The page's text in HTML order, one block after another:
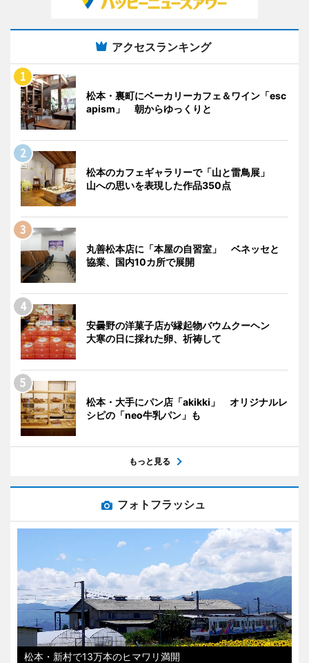
アクセスランキング
松本・裏町にベーカリーカフェ＆ワイン「esc
apism」 朝からゆっくりと
松本のカフェギャラリーで「山と雷鳥展」
山への思いを表現した作品350点
丸善松本店に「本屋の自習室」 ベネッセと
協業、国内10カ所で展開
安曇野の洋菓子店が縁起物バウムクーヘン
大寒の日に採れた卵、祈祷して
松本・大手にパン店「akikki」 オリジナルレ
シピの「neo牛乳パン」も
もっと見る
フォトフラッシュ
松本・新村で13万本のヒマワリ満開